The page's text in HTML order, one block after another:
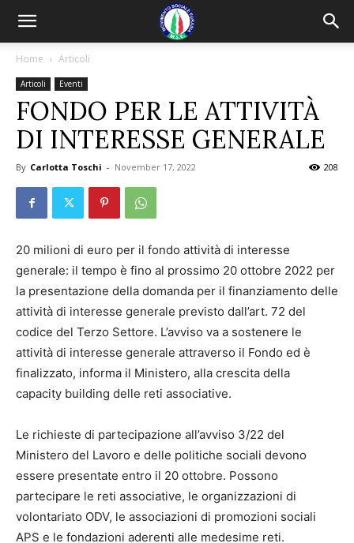
Home Articoli
Articoli Eventi
FONDO PER LE ATTIVITÀ
DI INTERESSE GENERALE
By Carlotta Toschi - November 17, 2022 208
20 milioni di euro per il fondo attività di interesse
generale: il tempo è fino al prossimo 20 ottobre 2022 per
la presentazione della domanda per il finanziamento delle
attività di interesse generale previsto dall’art. 72 del
codice del Terzo Settore. L’avviso va a sostenere le
attività di interesse generale attraverso il Fondo ed è
finalizzato, informa il Ministero, alla crescita della
capacity building delle reti associative.
Le richieste di partecipazione all’avviso 3/22 del
Ministero del Lavoro e delle politiche sociali devono
essere presentate entro il 20 ottobre. Possono
partecipare le reti associative, le organizzazioni di
volontariato ODV, le associazioni di promozioni sociali
APS e le fondazioni aderenti alle medesime reti.